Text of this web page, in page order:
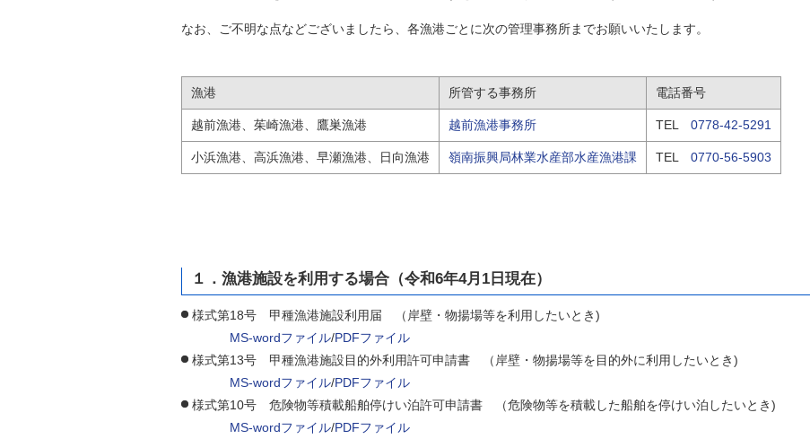
なお、ご不明な点などございましたら、各漁港ごとに次の管理事務所までお願いいたします。
漁港 所管する事務所 電話番号
越前漁港、茱崎漁港、鷹巣漁港 越前漁港事務所 TEL 0778-42-5291
小浜漁港、高浜漁港、早瀬漁港、日向漁港 嶺南振興局林業水産部水産漁港課 TEL 0770-56-5903
１．漁港施設を利用する場合（令和6年4月1日現在）
様式第18号 甲種漁港施設利用届 （岸壁・物揚場等を利用したいとき)
MS-wordファイル/PDFファイル
様式第13号 甲種漁港施設目的外利用許可申請書 （岸壁・物揚場等を目的外に利用したいとき)
MS-wordファイル/PDFファイル
様式第10号 危険物等積載船舶停けい泊許可申請書 （危険物等を積載した船舶を停けい泊したいとき)
MS-wordファイル/PDFファイル